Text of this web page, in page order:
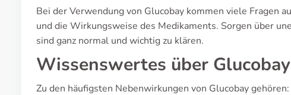
Bei der Verwendung von Glucobay kommen viele Fragen
und die Wirkungsweise des Medikaments. Sorgen über
sind ganz normal und wichtig zu klären.
Wissenswertes über Glucobay
Zu den häufigsten Nebenwirkungen von Glucobay gehören: